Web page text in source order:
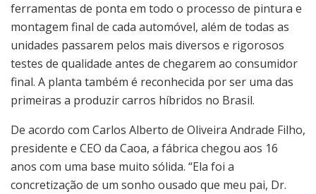
ferramentas de ponta em todo o processo de pintura e
montagem final de cada automóvel, além de todas as
unidades passarem pelos mais diversos e rigorosos
testes de qualidade antes de chegarem ao consumidor
final. A planta também é reconhecida por ser uma das
primeiras a produzir carros híbridos no Brasil.
De acordo com Carlos Alberto de Oliveira Andrade Filho,
presidente e CEO da Caoa, a fábrica chegou aos 16
anos com uma base muito sólida. “Ela foi a
concretização de um sonho ousado que meu pai, Dr.